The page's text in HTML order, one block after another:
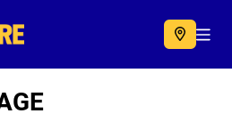
Autocare